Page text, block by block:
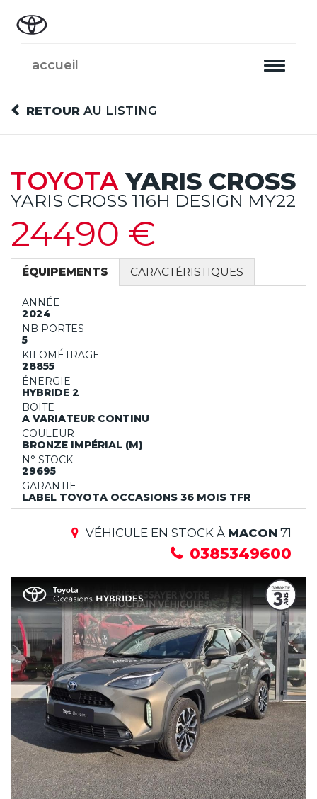
Toggle
accueil
RETOUR AU LISTING
TOYOTAYARIS CROSS
YARIS CROSS 116H DESIGN MY22
24490 €
ÉQUIPEMENTS CARACTÉRISTIQUES
ANNÉE
2024
NB PORTES
5
KILOMÉTRAGE
28855
ÉNERGIE
HYBRIDE 2
BOITE
A VARIATEUR CONTINU
COULEUR
BRONZE IMPÉRIAL (M)
N° STOCK
29695
GARANTIE
LABEL TOYOTA OCCASIONS 36 MOIS TFR
VÉHICULE EN STOCK À MACON 71
0385349600